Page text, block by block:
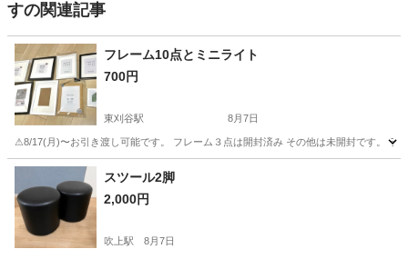
すの関連記事
フレーム10点とミニライト
700円
東刈谷駅 8月7日
⚠︎8/17(月)〜お引き渡し可能です。 フレーム３点は開封済み その他は未開封です。 ラ
愛知 知立市
スツール2脚
2,000円
吹上駅 8月7日